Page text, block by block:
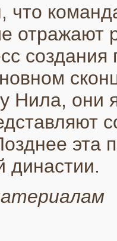
что
отражают
Нила, они
эта
династии.